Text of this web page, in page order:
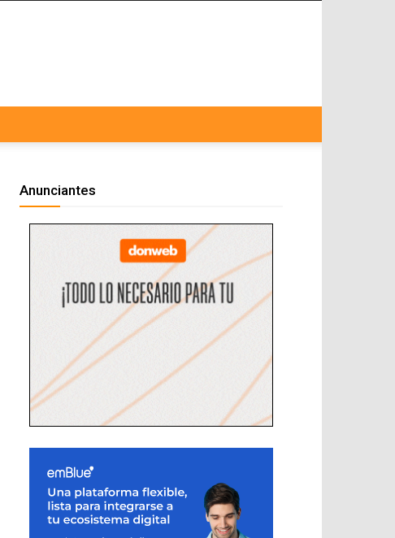
Anunciantes